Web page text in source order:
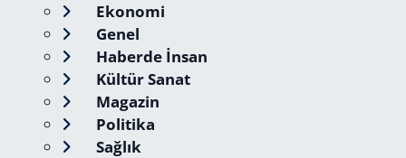
Ekonomi
Genel
Haberde İnsan
Kültür Sanat
Magazin
Politika
Sağlık